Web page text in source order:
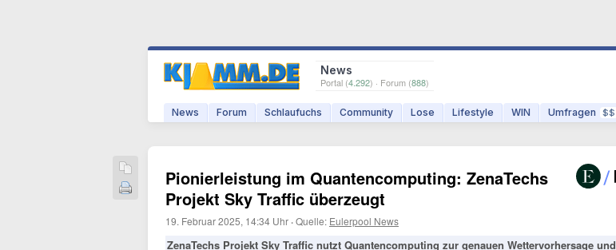
News
Portal (4.292) · Forum (888)
News Forum Schlaufuchs Community Lose Lifestyle WIN Umfragen $$
Pionierleistung im Quantencomputing: ZenaTechs
Projekt Sky Traffic überzeugt
19. Februar 2025, 14:34 Uhr ·Quelle: Eulerpool News
ZenaTechs Projekt Sky Traffic nutzt Quantencomputing zur genauen Wettervorhersage und